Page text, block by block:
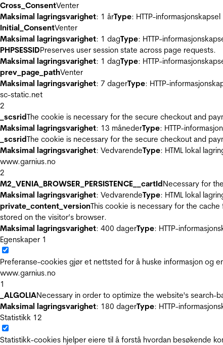
Cross_ConsentVenter
Maksimal lagringsvarighet: 1 årType: HTTP-informasjonskapsel
Initial_ConsentVenter
Maksimal lagringsvarighet: 1 dagType: HTTP-
PHPSESSIDPreserves user session state across page requests.
Maksimal lagringsvarighet: 1 dagType: HTTP-
prev_page_pathVenter
Maksimal lagringsvarighet: 7 dagerType: HTTP-
sc-static.net
2
_scsridThe cookie is necessary for the secure checkout and
Maksimal lagringsvarighet: 13 månederType: HTTP-
_scsridThe cookie is necessary for the secure checkout and
Maksimal lagringsvarighet: VedvarendeType: HTML lokal
www.garnius.no
2
M2_VENIA_BROWSER_PERSISTENCE__cartIdNecessary for
Maksimal lagringsvarighet: VedvarendeType: HTML lokal
private_content_versionThis cookie is necessary for the
stored on the visitor’s browser.
Maksimal lagringsvarighet: 400 dagerType: HTTP-
Egenskaper 1
Preferanse-cookies gjør et nettsted for å huske informasjon og
www.garnius.no
1
_ALGOLIANecessary in order to optimize the website's search-
Maksimal lagringsvarighet: 180 dagerType: HTTP-
Statistikk 12
Statistikk-cookies hjelper eiere til å forstå hvordan besøkende